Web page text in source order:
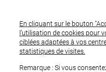
En cliquant sur le bouton
l’utilisation de cookies pour
ciblées adaptées à vos
statistiques de visites.
Remarque : Si vous